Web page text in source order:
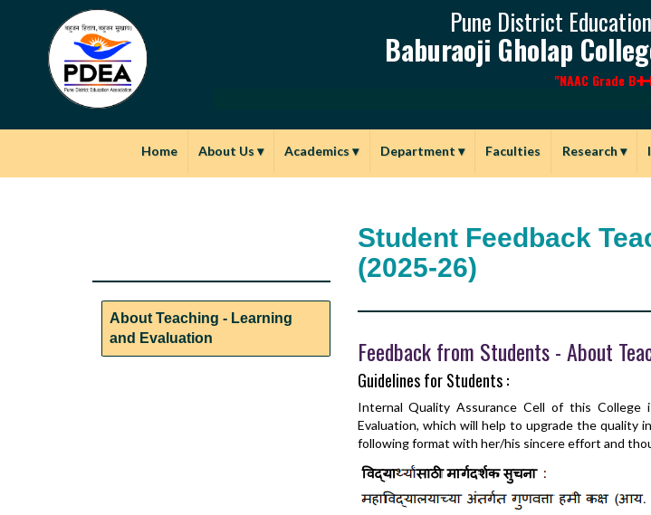
Pune District
Baburaoji Gholap
"NAAC Grade B
Home About Us▾ Academics▾ Department▾ Faculties Research▾
About Teaching - Learning
and Evaluation
Student Feedback
(2025-26)
Feedback from Students - About
Guidelines for Students :
Internal Quality Assurance Cell of this College
Evaluation, which will help to upgrade the quality
following format with her/his sincere effort and